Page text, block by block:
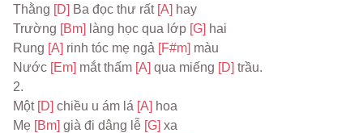
Thằng [D] Ba đọc thư rất [A] hay
Trường [Bm] làng học qua lớp [G] hai
Rung [A] rinh tóc mẹ ngả [F#m] màu
Nước [Em] mắt thấm [A] qua miếng [D] trầu.
2.
Một [D] chiều u ám lá [A] hoa
Mẹ [Bm] già đi dâng lễ [G] xa